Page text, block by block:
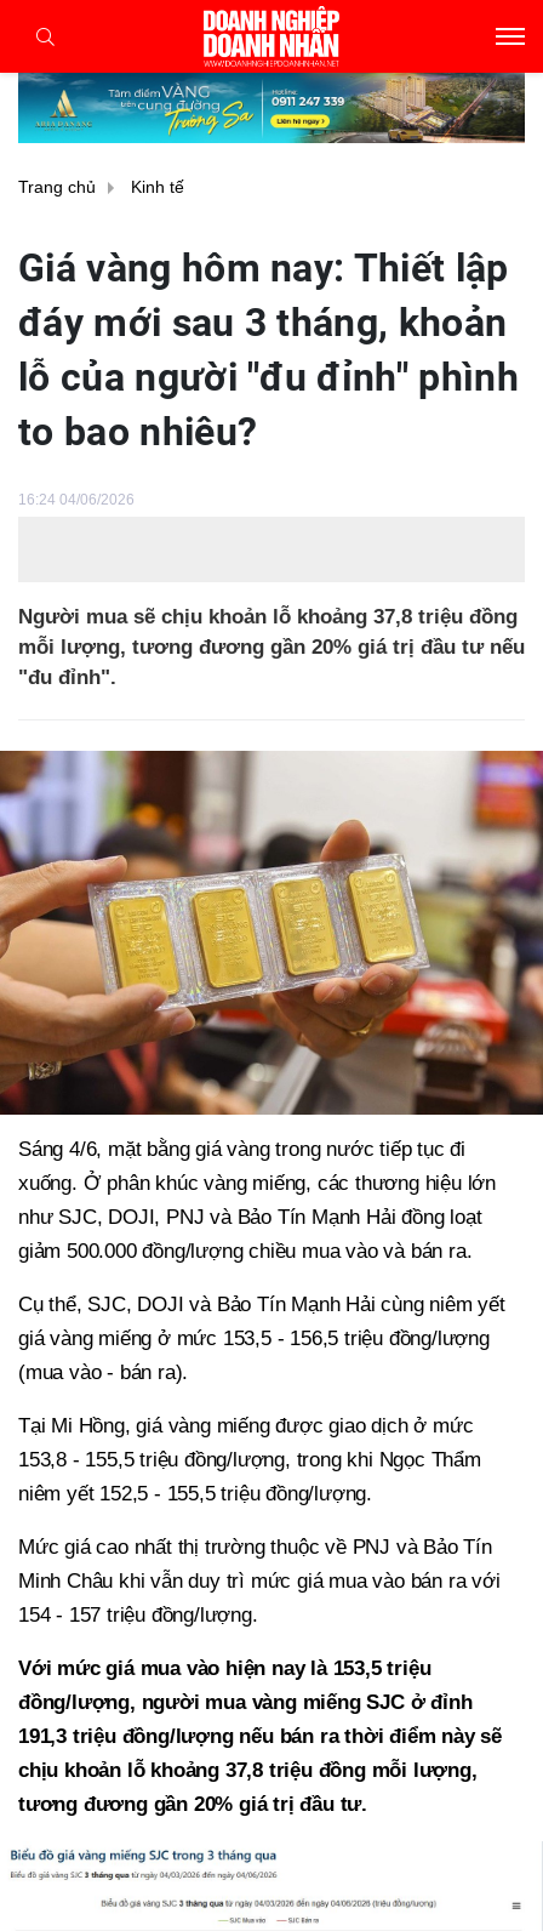
Trang chủ Kinh tế
Giá vàng hôm nay: Thiết lập
đáy mới sau 3 tháng, khoản
lỗ của người "đu đỉnh" phình
to bao nhiêu?
16:24 04/06/2026
Người mua sẽ chịu khoản lỗ khoảng 37,8 triệu đồng
mỗi lượng, tương đương gần 20% giá trị đầu tư nếu
"đu đỉnh".
Sáng 4/6, mặt bằng giá vàng trong nước tiếp tục đi
xuống. Ở phân khúc vàng miếng, các thương hiệu lớn
như SJC, DOJI, PNJ và Bảo Tín Mạnh Hải đồng loạt
giảm 500.000 đồng/lượng chiều mua vào và bán ra.
Cụ thể, SJC, DOJI và Bảo Tín Mạnh Hải cùng niêm yết
giá vàng miếng ở mức 153,5 - 156,5 triệu đồng/lượng
(mua vào - bán ra).
Tại Mi Hồng, giá vàng miếng được giao dịch ở mức
153,8 - 155,5 triệu đồng/lượng, trong khi Ngọc Thẩm
niêm yết 152,5 - 155,5 triệu đồng/lượng.
Mức giá cao nhất thị trường thuộc về PNJ và Bảo Tín
Minh Châu khi vẫn duy trì mức giá mua vào bán ra với
154 - 157 triệu đồng/lượng.
Với mức giá mua vào hiện nay là 153,5 triệu
đồng/lượng, người mua vàng miếng SJC ở đỉnh
191,3 triệu đồng/lượng nếu bán ra thời điểm này sẽ
chịu khoản lỗ khoảng 37,8 triệu đồng mỗi lượng,
tương đương gần 20% giá trị đầu tư.